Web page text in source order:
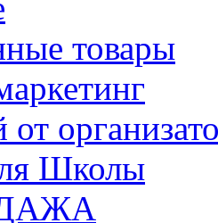
товары
Школы